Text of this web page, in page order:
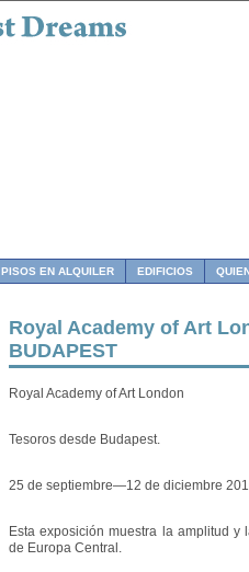
PISOS EN ALQUILER EDIFICIOS
Royal Academy of Art
BUDAPEST
Royal Academy of Art London
Tesoros desde Budapest.
25 de septiembre—12 de diciembre
Esta exposición muestra la amplitud
de Europa Central.